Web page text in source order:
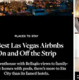
中4.86つ星の平均評